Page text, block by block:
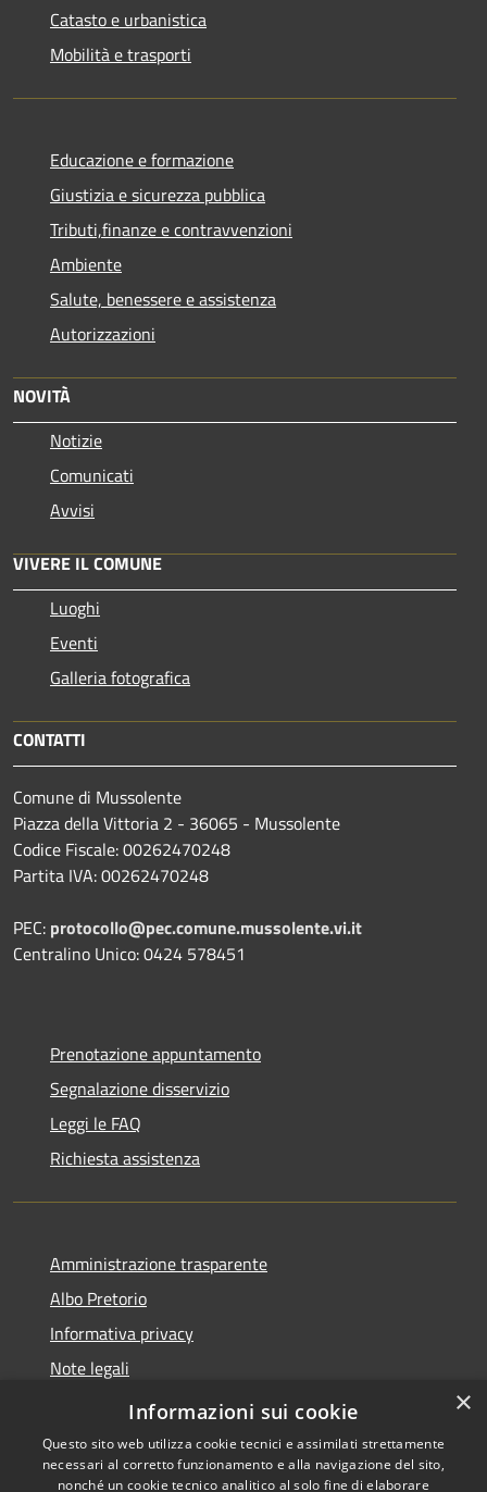
Catasto e urbanistica
Mobilità e trasporti
Educazione e formazione
Giustizia e sicurezza pubblica
Tributi,finanze e contravvenzioni
Ambiente
Salute, benessere e assistenza
Autorizzazioni
NOVITÀ
Notizie
Comunicati
Avvisi
VIVERE IL COMUNE
Luoghi
Eventi
Galleria fotografica
CONTATTI
Comune di Mussolente
Piazza della Vittoria 2 - 36065 - Mussolente
Codice Fiscale: 00262470248
Partita IVA: 00262470248
PEC: protocollo@pec.comune.mussolente.vi.it
Centralino Unico: 0424 578451
Prenotazione appuntamento
Segnalazione disservizio
Leggi le FAQ
Richiesta assistenza
Amministrazione trasparente
Albo Pretorio
Informativa privacy
Note legali
Dichiarazione di accessibilità
×
Informazioni sui cookie
Questo sito web utilizza cookie tecnici e assimilati strettamente
necessari al corretto funzionamento e alla navigazione del sito,
nonché un cookie tecnico analitico al solo fine di elaborare